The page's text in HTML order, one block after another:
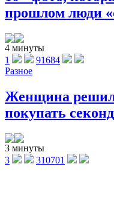
прошлом люди
4 минуты
1
91684
Разное
Женщина
покупать
3 минуты
3
310701